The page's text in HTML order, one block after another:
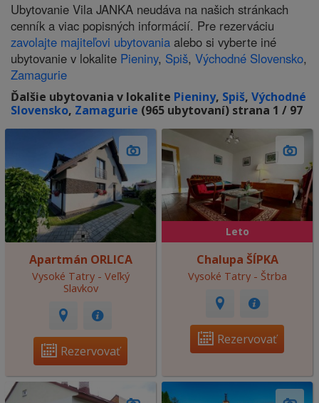
Ubytovanie Vila JANKA neudáva na našich stránkach
cenník a viac popisných informácií. Pre rezerváciu
zavolajte majiteľovi ubytovania alebo si vyberte iné
ubytovanie v lokalite Pieniny, Spiš, Východné Slovensko,
Zamagurie
Ďalšie ubytovania v lokalite Pieniny, Spiš, Východné
Slovensko, Zamagurie (965 ubytovaní) strana 1 / 97
Apartmán ORLICA
Vysoké Tatry - Veľký
Slavkov
Rezervovať
Leto
Chalupa ŠÍPKA
Vysoké Tatry - Štrba
Rezervovať